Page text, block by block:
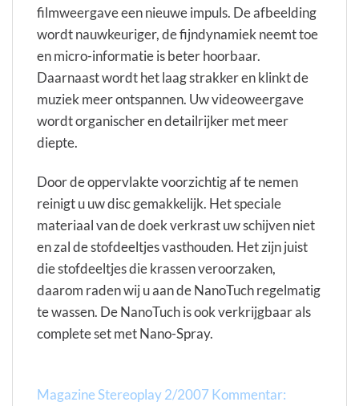
filmweergave een nieuwe impuls. De afbeelding
wordt nauwkeuriger, de fijndynamiek neemt toe
en micro-informatie is beter hoorbaar.
Daarnaast wordt het laag strakker en klinkt de
muziek meer ontspannen. Uw videoweergave
wordt organischer en detailrijker met meer
diepte.
Door de oppervlakte voorzichtig af te nemen
reinigt u uw disc gemakkelijk. Het speciale
materiaal van de doek verkrast uw schijven niet
en zal de stofdeeltjes vasthouden. Het zijn juist
die stofdeeltjes die krassen veroorzaken,
daarom raden wij u aan de NanoTuch regelmatig
te wassen. De NanoTuch is ook verkrijgbaar als
complete set met Nano-Spray.
Magazine Stereoplay 2/2007 Kommentar: